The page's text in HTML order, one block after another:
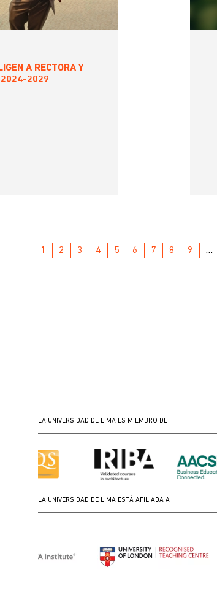
A RECTORA Y
2024-2029
PÁGINA
1 PAGE
2 PAGE
3 PAGE
4 PAGE
5 PAGE
6 PAGE
7 PAGE
8 PAGE
9 …
LA UNIVERSIDAD DE LIMA ES MIEMBRO DE
LA UNIVERSIDAD DE LIMA ESTÁ AFILIADA A